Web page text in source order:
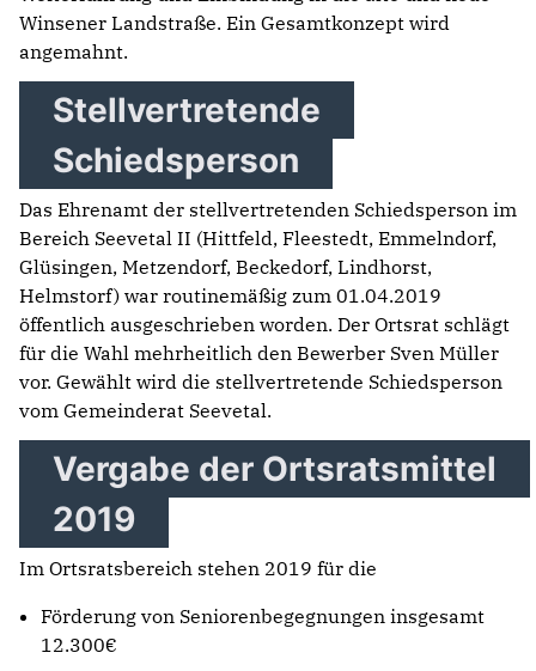
Winsener Landstraße. Ein Gesamtkonzept wird
angemahnt.
Stellvertretende
Schiedsperson
Das Ehrenamt der stellvertretenden Schiedsperson im
Bereich Seevetal II (Hittfeld, Fleestedt, Emmelndorf,
Glüsingen, Metzendorf, Beckedorf, Lindhorst,
Helmstorf) war routinemäßig zum 01.04.2019
öffentlich ausgeschrieben worden. Der Ortsrat schlägt
für die Wahl mehrheitlich den Bewerber Sven Müller
vor. Gewählt wird die stellvertretende Schiedsperson
vom Gemeinderat Seevetal.
Vergabe der Ortsratsmittel
2019
Im Ortsratsbereich stehen 2019 für die
Förderung von Seniorenbegegnungen insgesamt
12.300€